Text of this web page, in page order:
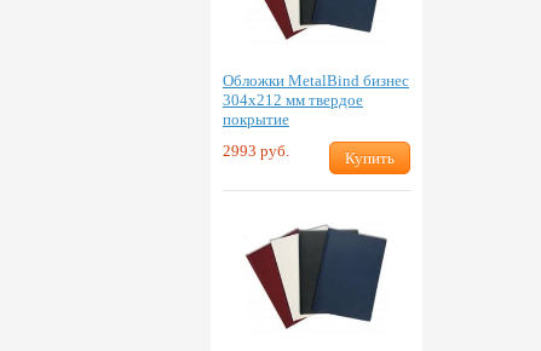
Обложки MetalBind бизнес
304х212 мм твердое
покрытие
2993 руб.
Купить